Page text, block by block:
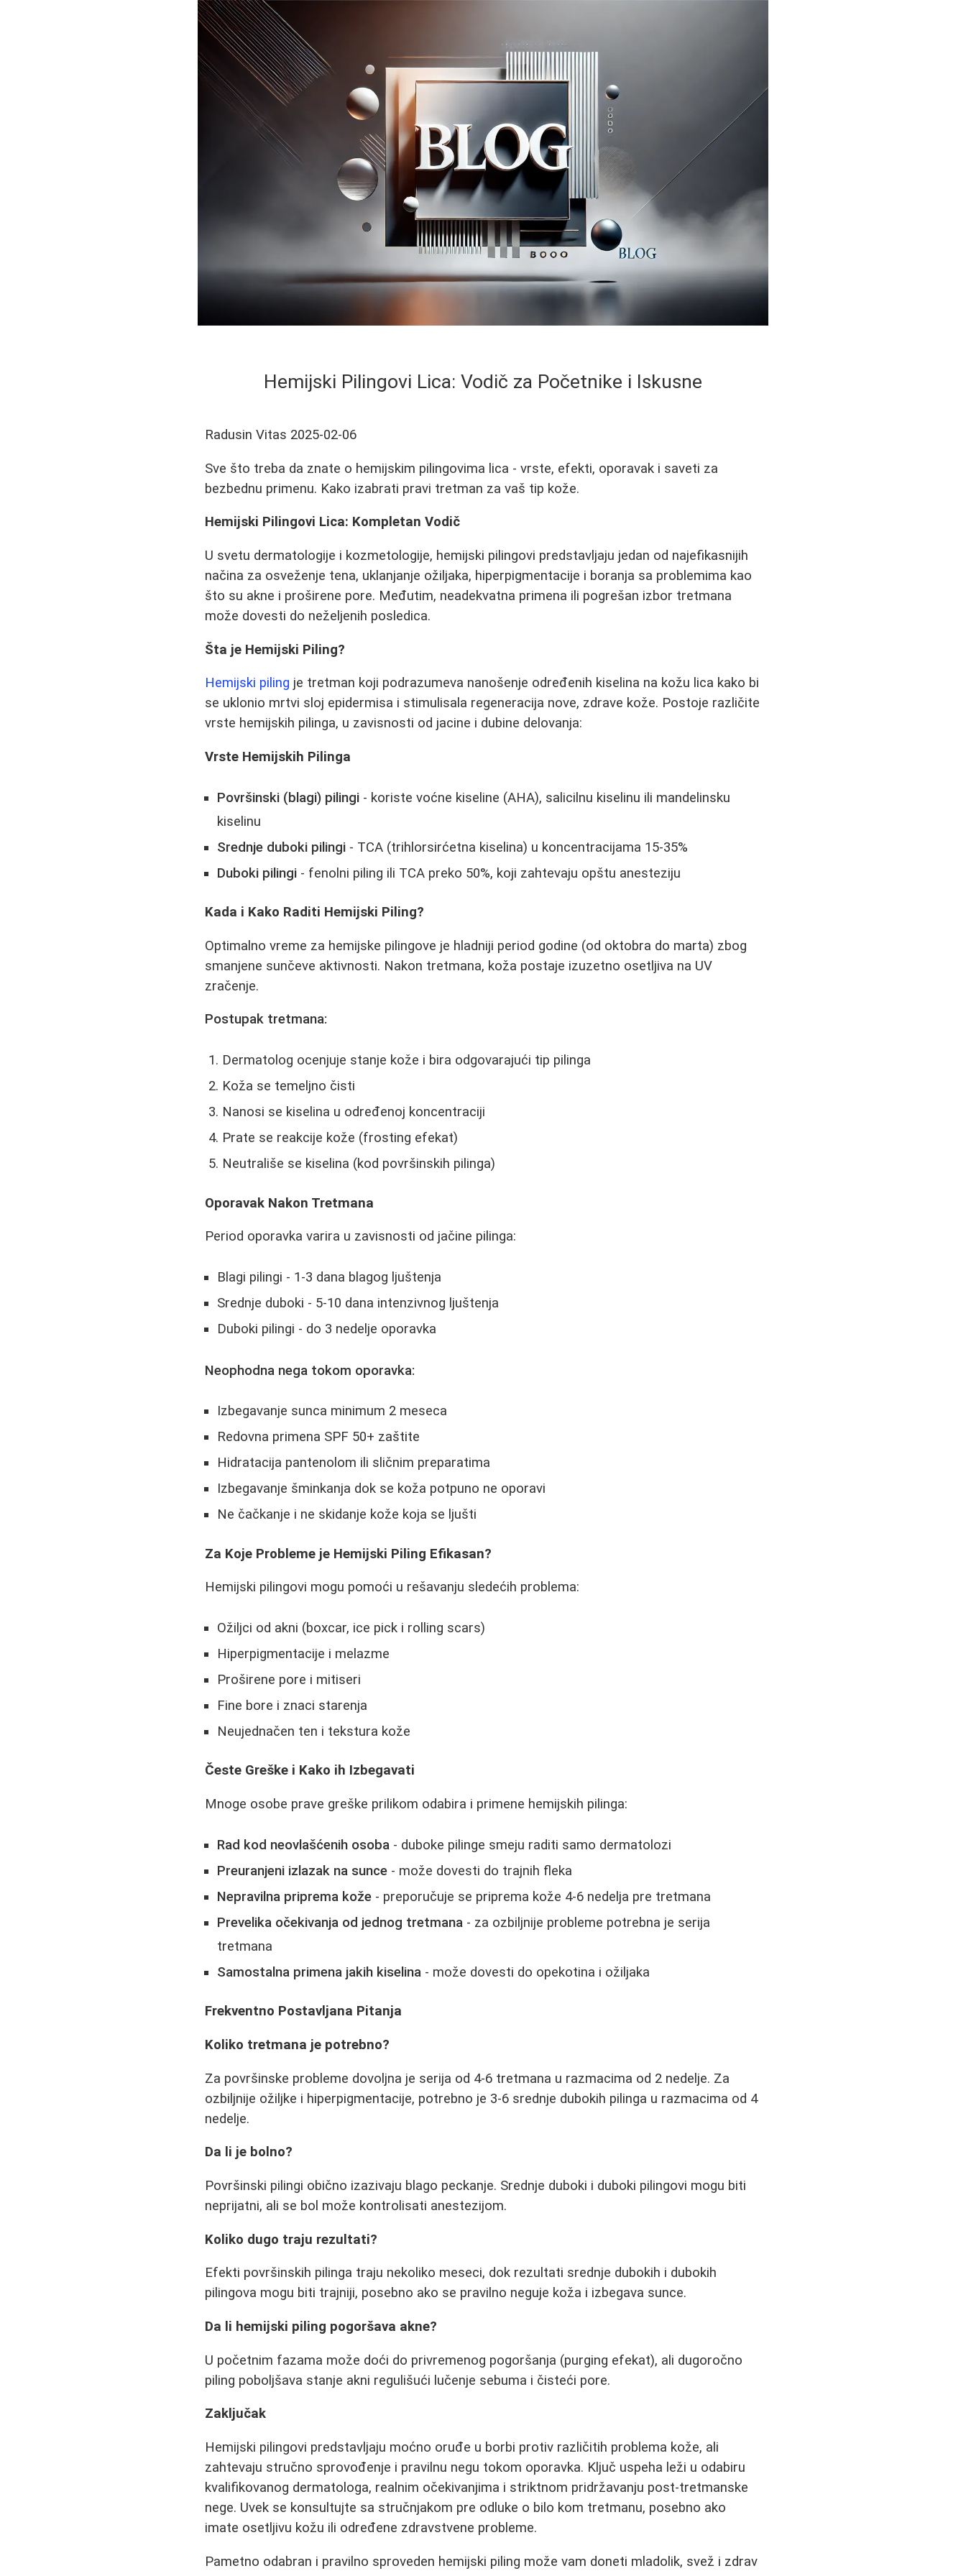
Hemijski Pilingovi Lica: Vodič za Početnike i Iskusne
Radusin Vitas 2025-02-06
Sve što treba da znate o hemijskim pilingovima lica - vrste, efekti, oporavak i saveti za
bezbednu primenu. Kako izabrati pravi tretman za vaš tip kože.
Hemijski Pilingovi Lica: Kompletan Vodič
U svetu dermatologije i kozmetologije, hemijski pilingovi predstavljaju jedan od najefikasnijih
načina za osveženje tena, uklanjanje ožiljaka, hiperpigmentacije i boranja sa problemima kao
što su akne i proširene pore. Međutim, neadekvatna primena ili pogrešan izbor tretmana
može dovesti do neželjenih posledica.
Šta je Hemijski Piling?
Hemijski piling je tretman koji podrazumeva nanošenje određenih kiselina na kožu lica kako bi
se uklonio mrtvi sloj epidermisa i stimulisala regeneracija nove, zdrave kože. Postoje različite
vrste hemijskih pilinga, u zavisnosti od jacine i dubine delovanja:
Vrste Hemijskih Pilinga
Površinski (blagi) pilingi - koriste voćne kiseline (AHA), salicilnu kiselinu ili mandelinsku
kiselinu
Srednje duboki pilingi - TCA (trihlorsirćetna kiselina) u koncentracijama 15-35%
Duboki pilingi - fenolni piling ili TCA preko 50%, koji zahtevaju opštu anesteziju
Kada i Kako Raditi Hemijski Piling?
Optimalno vreme za hemijske pilingove je hladniji period godine (od oktobra do marta) zbog
smanjene sunčeve aktivnosti. Nakon tretmana, koža postaje izuzetno osetljiva na UV
zračenje.
Postupak tretmana:
Dermatolog ocenjuje stanje kože i bira odgovarajući tip pilinga
Koža se temeljno čisti
Nanosi se kiselina u određenoj koncentraciji
Prate se reakcije kože (frosting efekat)
Neutrališe se kiselina (kod površinskih pilinga)
Oporavak Nakon Tretmana
Period oporavka varira u zavisnosti od jačine pilinga:
Blagi pilingi - 1-3 dana blagog ljuštenja
Srednje duboki - 5-10 dana intenzivnog ljuštenja
Duboki pilingi - do 3 nedelje oporavka
Neophodna nega tokom oporavka:
Izbegavanje sunca minimum 2 meseca
Redovna primena SPF 50+ zaštite
Hidratacija pantenolom ili sličnim preparatima
Izbegavanje šminkanja dok se koža potpuno ne oporavi
Ne čačkanje i ne skidanje kože koja se ljušti
Za Koje Probleme je Hemijski Piling Efikasan?
Hemijski pilingovi mogu pomoći u rešavanju sledećih problema:
Ožiljci od akni (boxcar, ice pick i rolling scars)
Hiperpigmentacije i melazme
Proširene pore i mitiseri
Fine bore i znaci starenja
Neujednačen ten i tekstura kože
Česte Greške i Kako ih Izbegavati
Mnoge osobe prave greške prilikom odabira i primene hemijskih pilinga:
Rad kod neovlašćenih osoba - duboke pilinge smeju raditi samo dermatolozi
Preuranjeni izlazak na sunce - može dovesti do trajnih fleka
Nepravilna priprema kože - preporučuje se priprema kože 4-6 nedelja pre tretmana
Prevelika očekivanja od jednog tretmana - za ozbiljnije probleme potrebna je serija
tretmana
Samostalna primena jakih kiselina - može dovesti do opekotina i ožiljaka
Frekventno Postavljana Pitanja
Koliko tretmana je potrebno?
Za površinske probleme dovoljna je serija od 4-6 tretmana u razmacima od 2 nedelje. Za
ozbiljnije ožiljke i hiperpigmentacije, potrebno je 3-6 srednje dubokih pilinga u razmacima od 4
nedelje.
Da li je bolno?
Površinski pilingi obično izazivaju blago peckanje. Srednje duboki i duboki pilingovi mogu biti
neprijatni, ali se bol može kontrolisati anestezijom.
Koliko dugo traju rezultati?
Efekti površinskih pilinga traju nekoliko meseci, dok rezultati srednje dubokih i dubokih
pilingova mogu biti trajniji, posebno ako se pravilno neguje koža i izbegava sunce.
Da li hemijski piling pogoršava akne?
U početnim fazama može doći do privremenog pogoršanja (purging efekat), ali dugoročno
piling poboljšava stanje akni regulišući lučenje sebuma i čisteći pore.
Zaključak
Hemijski pilingovi predstavljaju moćno oruđe u borbi protiv različitih problema kože, ali
zahtevaju stručno sprovođenje i pravilnu negu tokom oporavka. Ključ uspeha leži u odabiru
kvalifikovanog dermatologa, realnim očekivanjima i striktnom pridržavanju post-tretmanske
nege. Uvek se konsultujte sa stručnjakom pre odluke o bilo kom tretmanu, posebno ako
imate osetljivu kožu ili određene zdravstvene probleme.
Pametno odabran i pravilno sproveden hemijski piling može vam doneti mladolik, svež i zdrav